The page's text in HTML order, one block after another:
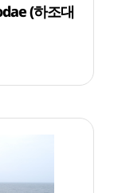
(하조대